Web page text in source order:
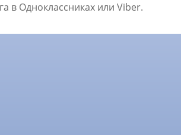
в Одноклассниках или Viber.